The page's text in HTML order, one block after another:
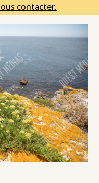
contacter.